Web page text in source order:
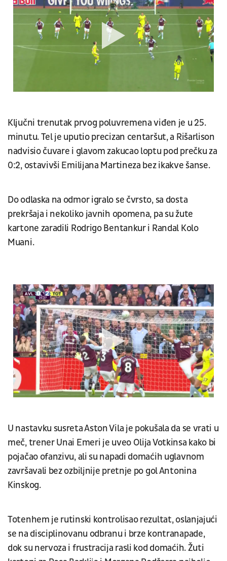
Ključni trenutak prvog poluvremena viđen je u 25.
minutu. Tel je uputio precizan centaršut, a Rišarlison
nadvisio čuvare i glavom zakucao loptu pod prečku za
0:2, ostavivši Emilijana Martineza bez ikakve šanse.
Do odlaska na odmor igralo se čvrsto, sa dosta
prekršaja i nekoliko javnih opomena, pa su žute
kartone zaradili Rodrigo Bentankur i Randal Kolo
Muani.
U nastavku susreta Aston Vila je pokušala da se vrati u
meč, trener Unai Emeri je uveo Olija Votkinsa kako bi
pojačao ofanzivu, ali su napadi domaćih uglavnom
završavali bez ozbiljnije pretnje po gol Antonina
Kinskog.
Totenhem je rutinski kontrolisao rezultat, oslanjajući
se na disciplinovanu odbranu i brze kontranapade,
dok su nervoza i frustracija rasli kod domaćih. Žuti